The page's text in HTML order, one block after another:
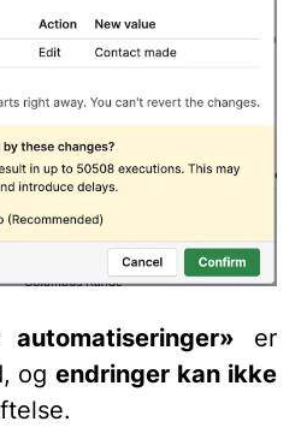
automatiseringer» er
ogendringer kan ikke